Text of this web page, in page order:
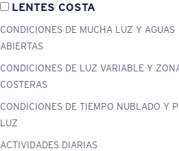
LENTES COSTA
CONDICIONES DE MUCHA LUZ Y AGUAS
ABIERTAS
CONDICIONES DE LUZ VARIABLE Y
COSTERAS
CONDICIONES DE TIEMPO NUBLADO Y
LUZ
ACTIVIDADES DIARIAS